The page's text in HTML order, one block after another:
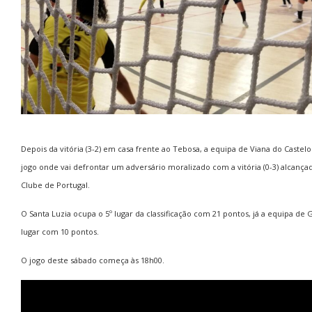
Depois da vitória (3-2) em casa frente ao Tebosa, a equipa de Viana do
jogo onde vai defrontar um adversário moralizado com a vitória (0-3)
Clube de Portugal.
O Santa Luzia ocupa o 5º lugar da classificação com 21 pontos, já a equipa de
lugar com 10 pontos.
O jogo deste sábado começa às 18h00.